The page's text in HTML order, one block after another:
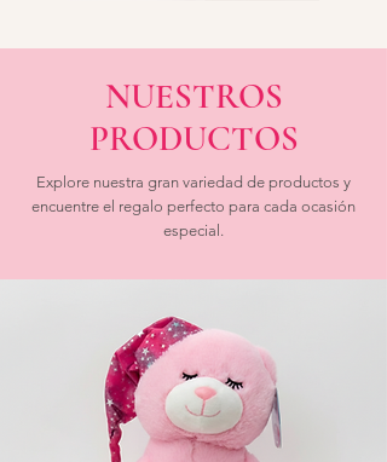
NUESTROS
PRODUCTOS
Explore nuestra gran variedad de productos y
encuentre el regalo perfecto para cada ocasión
especial.